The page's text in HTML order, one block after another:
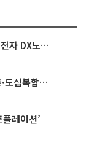
3445억 자사주 지급 마쳤는데...삼성전자 DX노조, 뒤늦은 '떼쓰기 집회'
영끌 '주택공급' 대책 임박⋯비아파트·도심복합까지 총동원
레이션’